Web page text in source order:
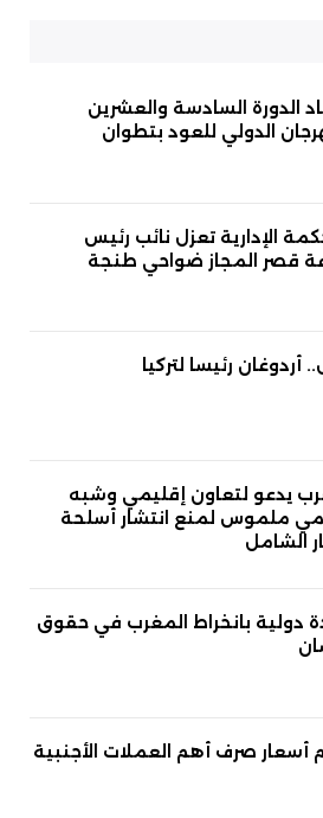
الدورة السادسة والعشرين
الدولي للعود بتطوان
الإدارية تعزل نائب رئيس
قصر المجاز ضواحي طنجة
أردوغان رئيسا لتركيا
يدعو لتعاون إقليمي وشبه
ملموس لمنع انتشار أسلحة
الشامل
دولية بانخراط المغرب في حقوق
أسعار صرف أهم العملات الأجنبية